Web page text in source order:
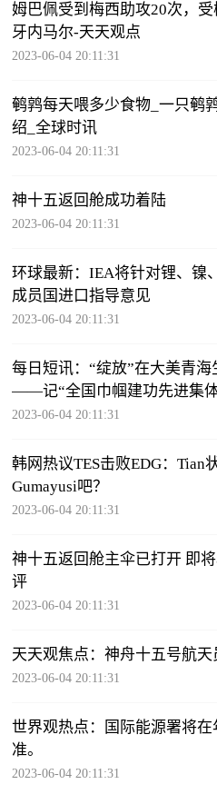
姆巴佩受到梅西助攻20次，
牙内马尔-天天观点
2023-06-04 20:11:31
鹌鹑每天喂多少食物_一只鹌
绍_全球时讯
2023-06-04 20:11:31
神十五返回舱成功着陆
2023-06-04 20:11:31
环球最新：IEA将针对锂、镍
成员国进口指导意见
2023-06-04 20:11:31
每日短讯：“绽放”在大美青
——记“全国巾帼建功先进集
心
2023-06-04 20:11:31
韩网热议TES击败EDG：Tian
Gumayusi吧？
2023-06-04 20:11:31
神十五返回舱主伞已打开 即
评
2023-06-04 20:11:31
天天观焦点：神舟十五号航
2023-06-04 20:11:31
世界观热点：国际能源署将
准。
2023-06-04 20:11:31